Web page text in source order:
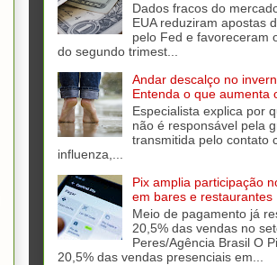
Dados fracos do
EUA reduziram apostas
pelo Fed e favoreceram
do segundo trimest...
Andar descalço no
Entenda o que aumenta
Especialista explica por
não é responsável pela
transmitida pelo contato
influenza,...
Pix amplia participação
em bares e restaurantes
Meio de pagamento já
20,5% das vendas no
Peres/Agência Brasil O
20,5% das vendas presenciais em...